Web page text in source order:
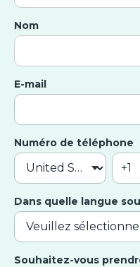
Nom
E-mail
Numéro de téléphone
Dans quelle langue
Souhaitez-vous